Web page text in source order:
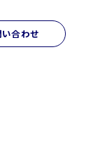
い合わせ